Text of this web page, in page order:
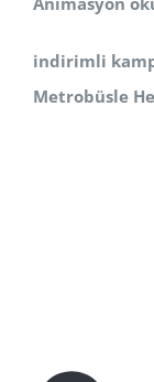
indirimli
Metrobüsle